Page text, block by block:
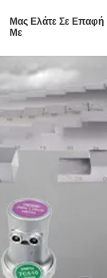
Μας Ελάτε Σε Επαφή
Με